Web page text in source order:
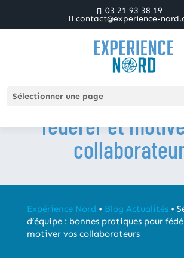
03 21 93 38 19
contact@experience-
Sélectionner une page
Séminaire
bonnes pratiques
fédérer et
Expérience Nord • Blog Actualités•
d’équipe : bonnes pratiques pour
motiver vos collaborateurs